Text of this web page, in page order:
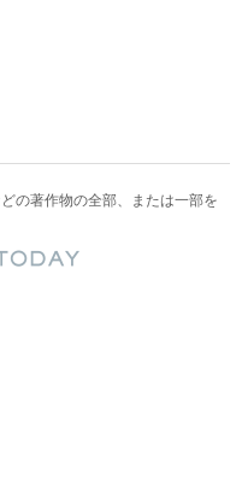
の著作物の全部、または一部を